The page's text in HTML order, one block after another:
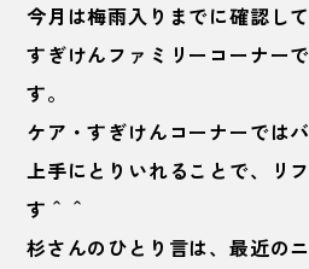
今月は梅雨入りまでに確認し
すぎけんファミリーコーナー
す。
ケア・すぎけんコーナーでは
上手にとりいれることで、リ
す＾＾
杉さんのひとり言は、最近の